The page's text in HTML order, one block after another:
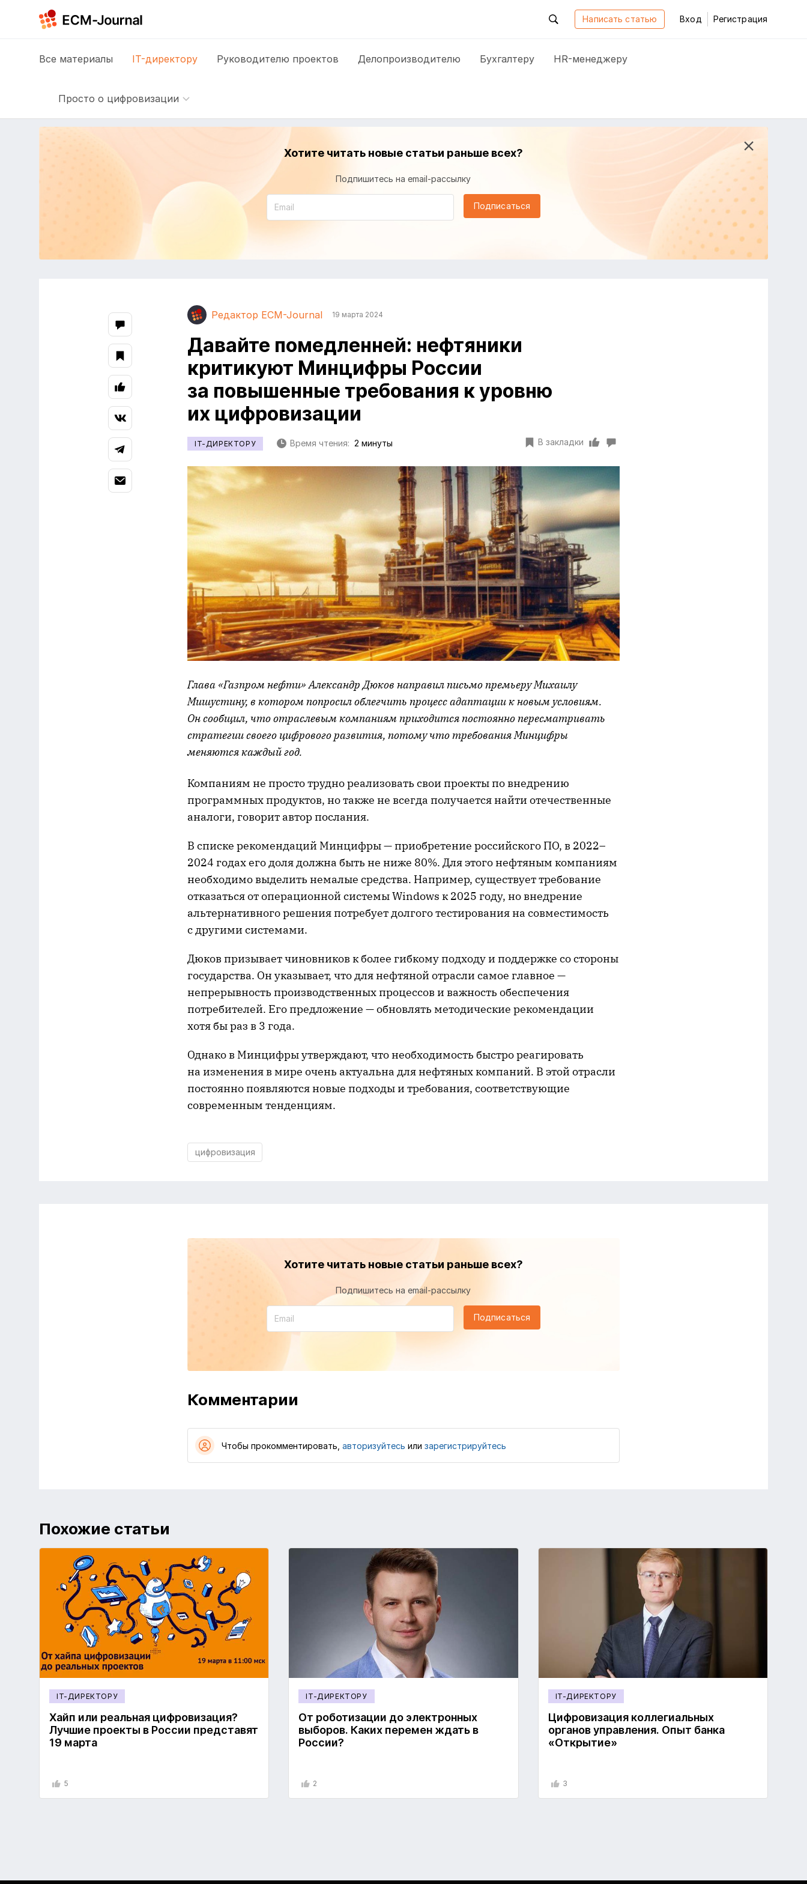
Написать статью Вход Регистрация
Все материалы IT-директору Руководителю проектов Делопроизводителю Бухгалтеру HR-менеджеру
Просто о цифровизации
Хотите читать новые статьи раньше всех?
Подпишитесь на email-рассылку
Подписаться
Редактор ECM-Journal 19 марта 2024
Давайте помедленней: нефтяники
критикуют Минцифры России
за повышенные требования к уровню
их цифровизации
IT-ДИРЕКТОРУ Время чтения: 2 минуты В закладки
Глава «Газпром нефти» Александр Дюков направил письмо премьеру Михаилу
Мишустину, в котором попросил облегчить процесс адаптации к новым условиям.
Он сообщил, что отраслевым компаниям приходится постоянно пересматривать
стратегии своего цифрового развития, потому что требования Минцифры
меняются каждый год.
Компаниям не просто трудно реализовать свои проекты по внедрению
программных продуктов, но также не всегда получается найти отечественные
аналоги, говорит автор послания.
В списке рекомендаций Минцифры — приобретение российского ПО, в 2022–
2024 годах его доля должна быть не ниже 80%. Для этого нефтяным компаниям
необходимо выделить немалые средства. Например, существует требование
отказаться от операционной системы Windows к 2025 году, но внедрение
альтернативного решения потребует долгого тестирования на совместимость
с другими системами.
Дюков призывает чиновников к более гибкому подходу и поддержке со стороны
государства. Он указывает, что для нефтяной отрасли самое главное —
непрерывность производственных процессов и важность обеспечения
потребителей. Его предложение — обновлять методические рекомендации
хотя бы раз в 3 года.
Однако в Минцифры утверждают, что необходимость быстро реагировать
на изменения в мире очень актуальна для нефтяных компаний. В этой отрасли
постоянно появляются новые подходы и требования, соответствующие
современным тенденциям.
цифровизация
Хотите читать новые статьи раньше всех?
Подпишитесь на email-рассылку
Подписаться
Комментарии
Чтобы прокомментировать, авторизуйтесь или зарегистрируйтесь
Похожие статьи
IT-ДИРЕКТОРУ
Хайп или реальная цифровизация?
Лучшие проекты в России представят
19 марта
5
IT-ДИРЕКТОРУ
От роботизации до электронных
выборов. Каких перемен ждать в
России?
2
IT-ДИРЕКТОРУ
Цифровизация коллегиальных
органов управления. Опыт банка
«Открытие»
3